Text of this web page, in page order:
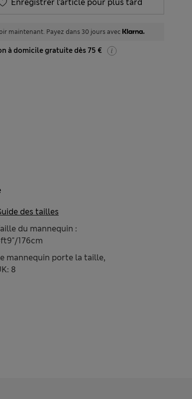
Enregistrer l’article pour plus tard
maintenant. Payez dans 30 jours avec
à domicile gratuite dès 75 €
du mannequin :
176cm
mannequin porte la taille,
8
des tailles